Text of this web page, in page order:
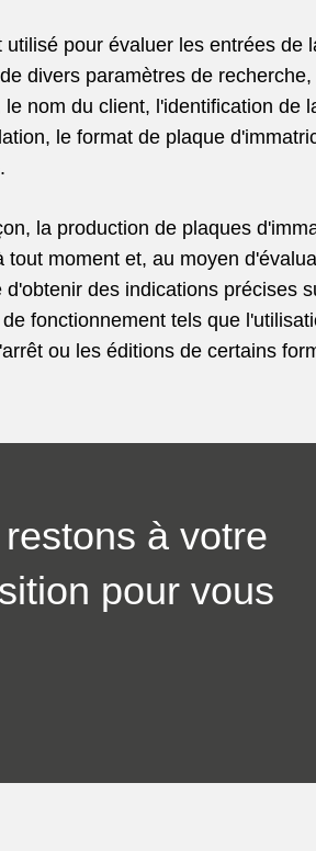
utilisé pour évaluer les entrées de
divers paramètres de
le nom du client, l'identification de
le format de plaque
la production de plaques
tout moment et, au moyen
d'obtenir des indications précises
fonctionnement tels que
ou les éditions de certains
à votre
pour vous